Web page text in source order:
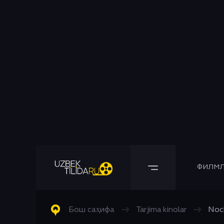
Барча Филмлар Комедия
Барча Сериаллар
Бош саҳифа → Tarjima kinolar →